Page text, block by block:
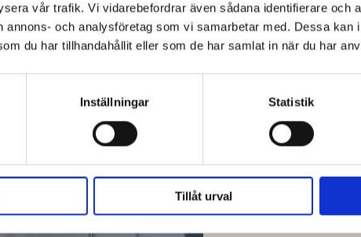
vår trafik. Vi vidarebefordrar även sådana identifierare och
annons- och analysföretag som vi samarbetar med. Dessa kan
du har tillhandahållit eller som de har samlat in när du har
Inställningar Statistik
Tillåt urval
fat snäcka Kudde Dorian Rasberry
1 995 kr